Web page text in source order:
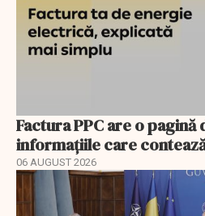
Factura PPC are o pagină
informațiile care
06 AUGUST 2026